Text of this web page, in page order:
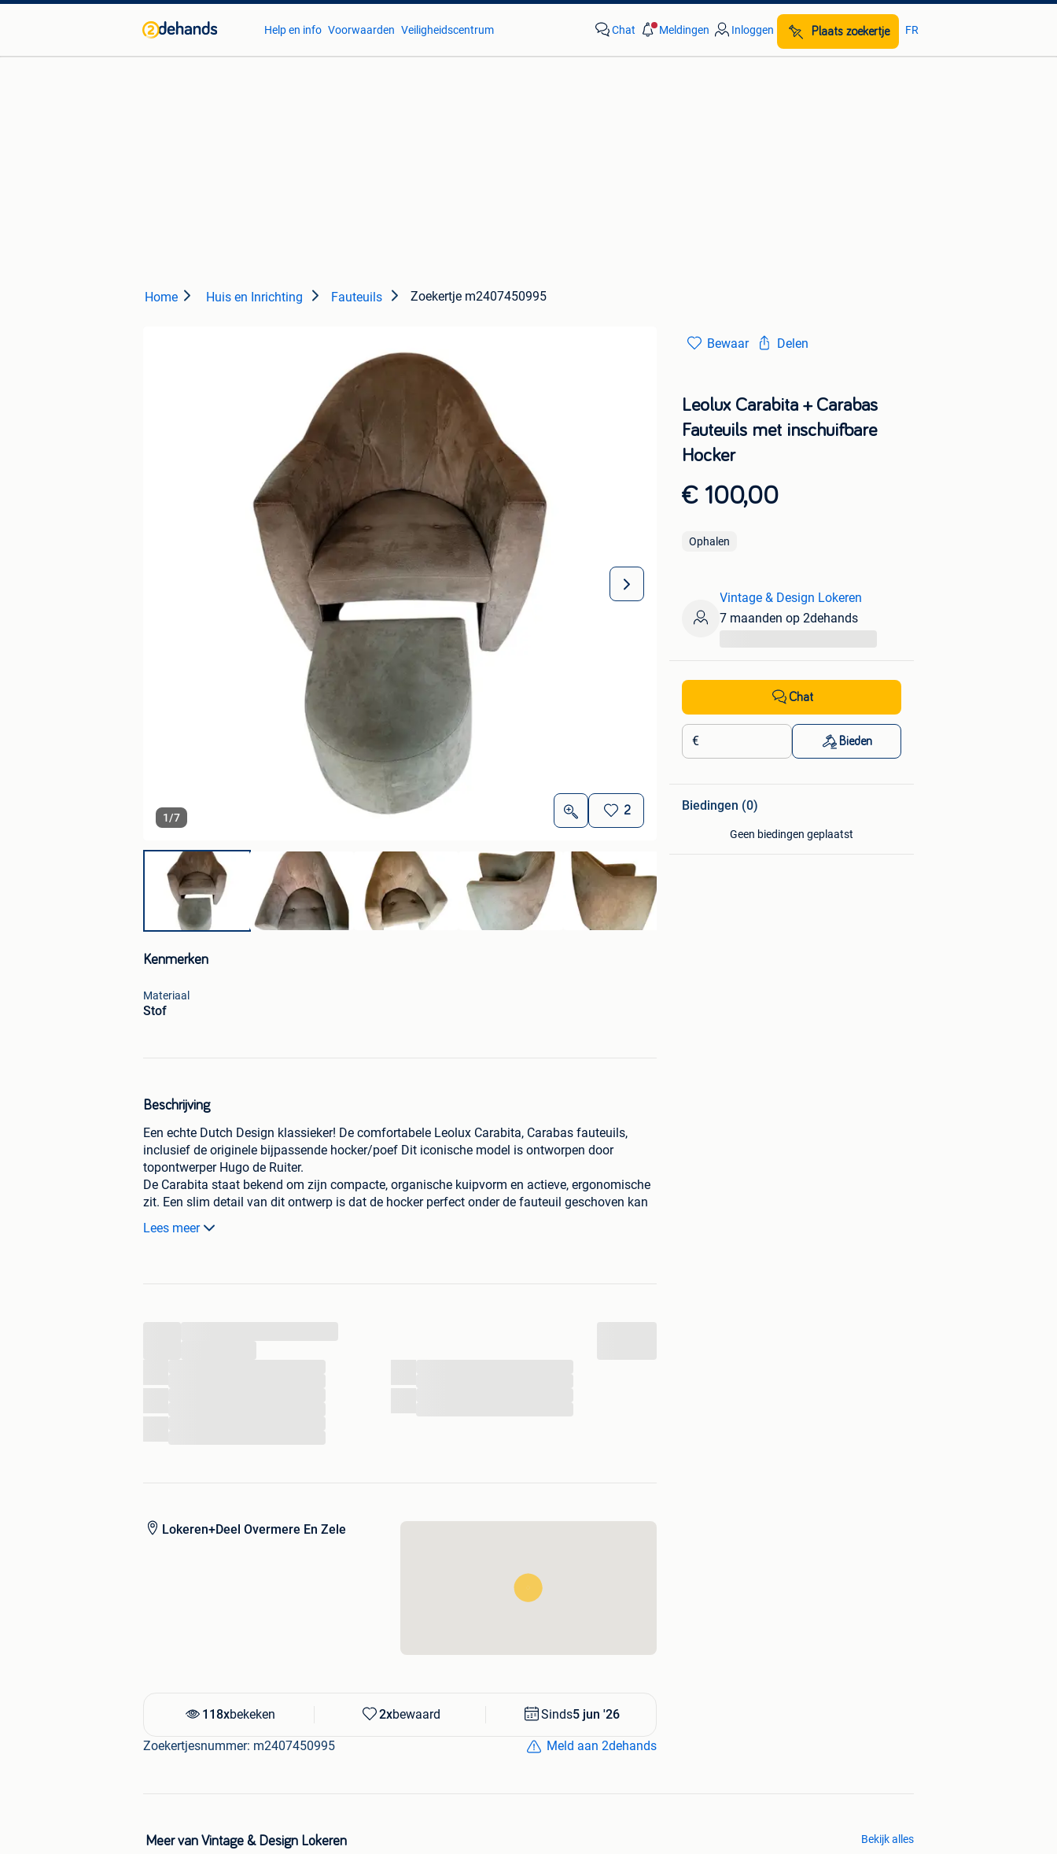
Help en info Voorwaarden Veiligheidscentrum Chat Meldingen Inloggen Plaats zoekertje FR
Home Huis en Inrichting Fauteuils Zoekertje m2407450995
1/7
2
Kenmerken
Materiaal
Stof
Beschrijving
Een echte Dutch Design klassieker! De comfortabele Leolux Carabita, Carabas fauteuils,
inclusief de originele bijpassende hocker/poef Dit iconische model is ontworpen door
topontwerper Hugo de Ruiter.
​De Carabita staat bekend om zijn compacte, organische kuipvorm en actieve, ergonomische
zit. Een slim detail van dit ontwerp is dat de hocker perfect onder de fauteuil geschoven kan
worden wanneer je hem niet gebruikt, waardoor hij geen extra ruimte inneemt.
Lees meer
Lokeren+Deel Overmere En Zele
118xbekeken 2xbewaard Sinds5 jun '26
Zoekertjesnummer: m2407450995 Meld aan 2dehands
Bewaar Delen
Leolux Carabita + Carabas
Fauteuils met inschuifbare
Hocker
€ 100,00
Ophalen
Vintage & Design Lokeren
7 maanden op 2dehands
Chat
€ Bieden
Biedingen (0)
Geen biedingen geplaatst
Meer van Vintage & Design Lokeren Bekijk alles